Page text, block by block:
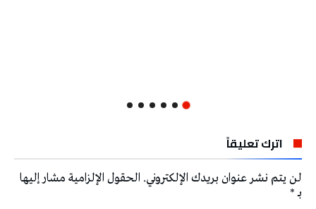
اترك تعليقاً
لن يتم نشر عنوان بريدك الإلكتروني. الحقول الإلزامية مشار إليها
بـ*